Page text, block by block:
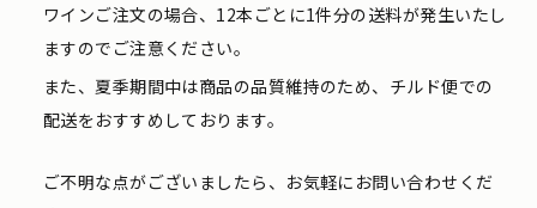
ワインご注文の場合、12本ごとに1件分の送料が発生いたし
ますのでご注意ください。
また、夏季期間中は商品の品質維持のため、チルド便での
配送をおすすめしております。
ご不明な点がございましたら、お気軽にお問い合わせくだ